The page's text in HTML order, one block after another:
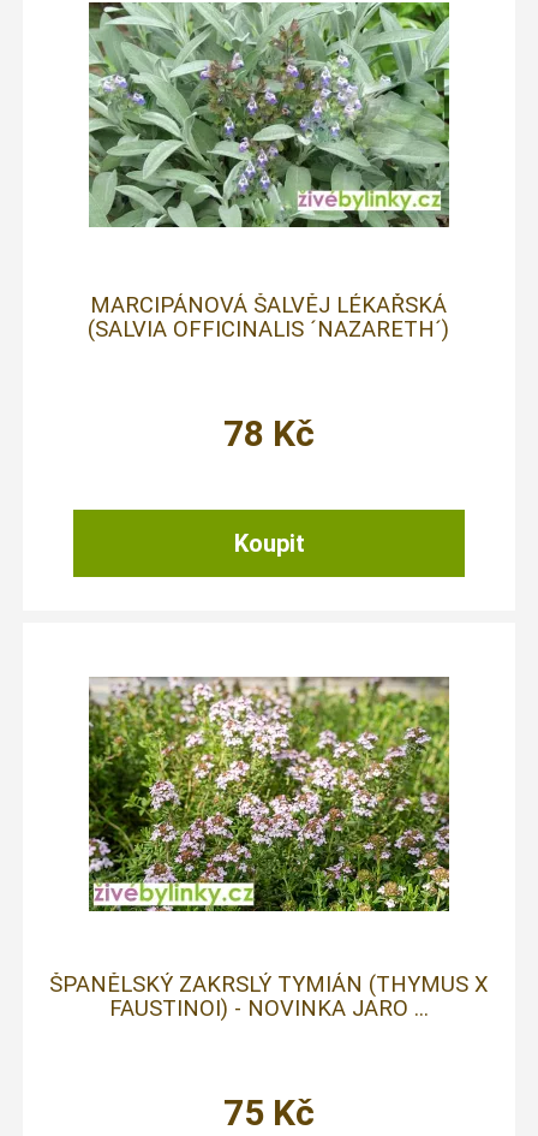
MARCIPÁNOVÁ ŠALVĚJ LÉKAŘSKÁ
(SALVIA OFFICINALIS ´NAZARETH´)
78 Kč
ŠPANĚLSKÝ ZAKRSLÝ TYMIÁN (THYMUS X
FAUSTINOI) - NOVINKA JARO ...
75 Kč